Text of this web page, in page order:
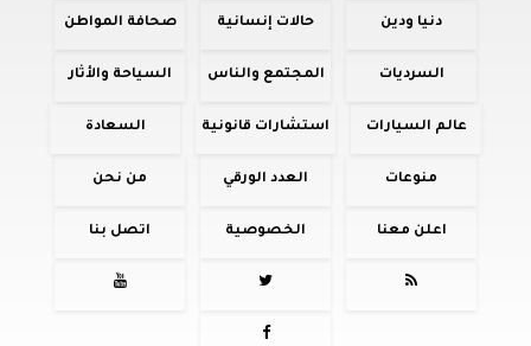
دنيا ودين حالات إنسانية صحافة المواطن
السرديات المجتمع والناس السياحة والأثار
عالم السيارات استشارات قانونية السعادة
منوعات العدد الورقي من نحن
اعلن معنا الخصوصية اتصل بنا



